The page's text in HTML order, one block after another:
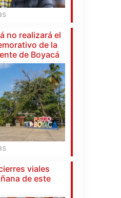
no realizará el
de la
de Boyacá
viales
de este